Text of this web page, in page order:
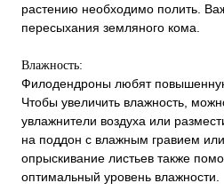
растению необходимо полить.
пересыхания земляного кома.
Влажность:
Филодендроны любят
Чтобы увеличить влажность,
увлажнители воздуха или
на поддон с влажным гравием
опрыскивание листьев также
оптимальный уровень влажности.